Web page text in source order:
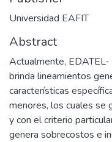
Universidad EAFIT
Abstract
Actualmente,
brinda lineamientos
características
menores, los cuales se
y con el criterio
genera sobrecostos e